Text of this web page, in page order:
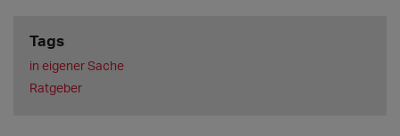
Tags
in eigener Sache
Ratgeber